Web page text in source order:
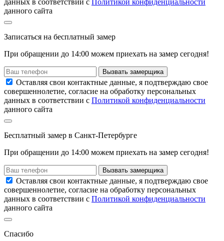
данного сайта
Записаться на бесплатный замер
При обращении до 14:00 можем приехать на замер сегодня!
Вызвать замерщика
Оставляя свои контактные данные, я подтверждаю свое
совершеннолетие, согласие на обработку персональных
данных в соответствии с Политикой конфиденциальности
данного сайта
Бесплатный замер в Санкт-Петербурге
При обращении до 14:00 можем приехать на замер сегодня!
Вызвать замерщика
Оставляя свои контактные данные, я подтверждаю свое
совершеннолетие, согласие на обработку персональных
данных в соответствии с Политикой конфиденциальности
данного сайта
Спасибо